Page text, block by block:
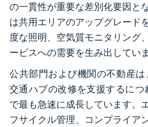
の一貫性が重要な差別化要因と
は共用エリアのアップグレード
度な照明、空気質モニタリング
ービスへの需要を生み出していま
公共部門および機関の不動産は
交通ハブの改修を支援するにつ
で最も急速に成長しています。
フサイクル管理、コンプライア